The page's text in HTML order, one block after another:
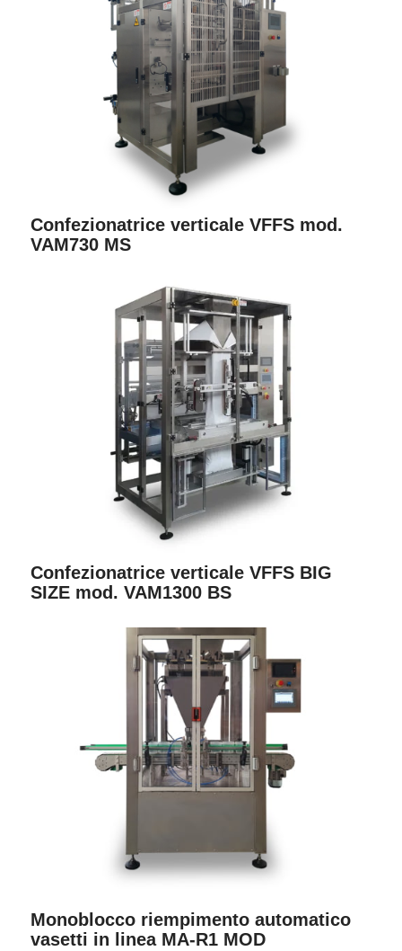
Confezionatrice verticale VFFS mod.
VAM730 MS
Confezionatrice verticale VFFS BIG
SIZE mod. VAM1300 BS
Monoblocco riempimento automatico
vasetti in linea MA-R1 MOD